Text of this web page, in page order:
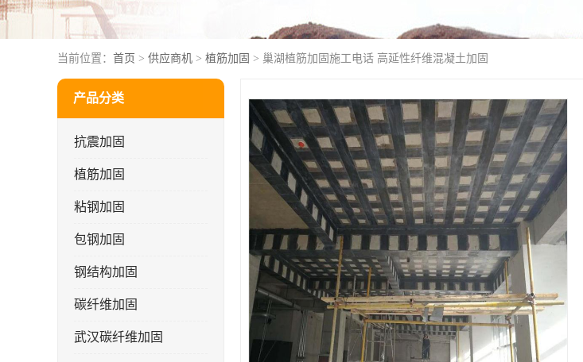
当前位置： 首页 > 供应商机 > 植筋加固 > 巢湖植筋加固施工电话 高延性纤维混凝土加固
产品分类
抗震加固
植筋加固
粘钢加固
包钢加固
钢结构加固
碳纤维加固
武汉碳纤维加固